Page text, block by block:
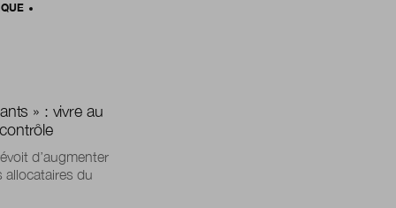
» : vivre au
d’augmenter
allocataires du